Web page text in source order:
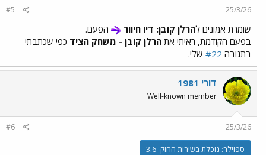
25/3/26
#5
שומרת אמונים להרלן קובן: דיו חיוור
הפעם.
בפעם הקודמת, ראיתי את הרלן קובן - משחק הציד כפי שכתבתי
בתגובה #22 שלי.
דורי 1981
Well-known member
25/3/26
#6
ספוילר: נוכלת בשירות החוק- 3.6